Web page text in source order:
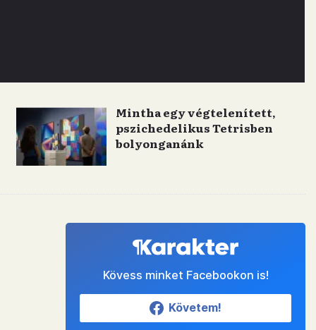
Mintha egy végtelenített,
pszichedelikus Tetrisben
bolyonganánk
Kövess minket Facebookon is!
Követem!